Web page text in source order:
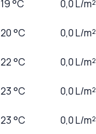
19°C 0,0L/m²
20°C 0,0L/m²
22°C 0,0L/m²
23°C 0,0L/m²
23°C 0,0L/m²